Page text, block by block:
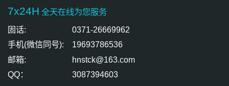
7x24H 全天在线为您服务
固话:
0371-26669962
手机(微信同号):
19693786536
邮箱:
hnstck@163.com
QQ：
3087394603